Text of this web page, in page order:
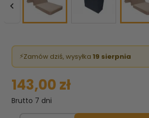

⚡Zamów dziś, wysyłka 19 sierpnia
143,00 zł
Brutto 7 dni